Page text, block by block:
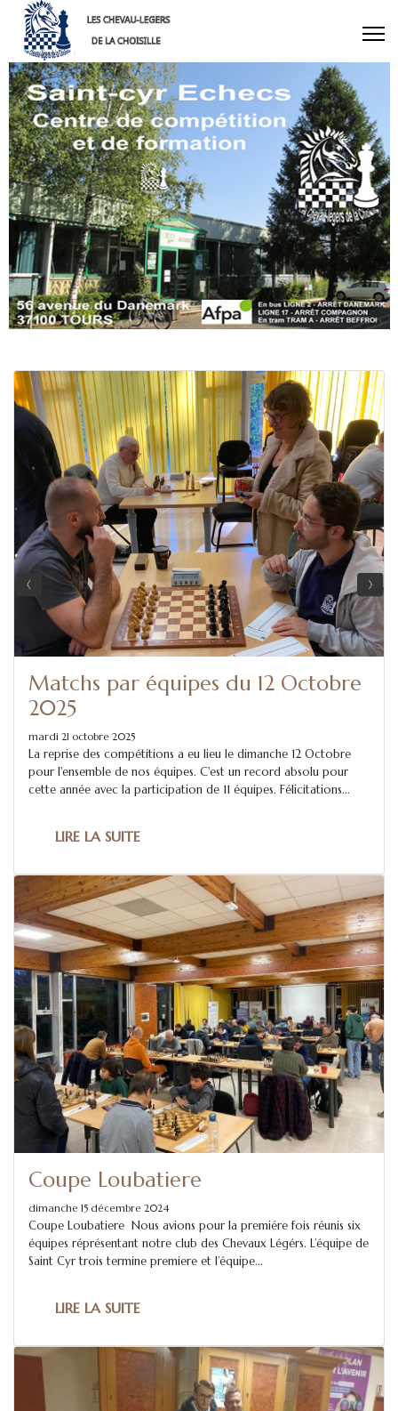
Matchs par équipes du 12 Octobre
2025
mardi 21 octobre 2025
La reprise des compétitions a eu lieu le dimanche 12 Octobre
pour l'ensemble de nos équipes. C'est un record absolu pour
cette année avec la participation de 11 équipes. Félicitations...
LIRE LA SUITE
Coupe Loubatiere
dimanche 15 décembre 2024
Coupe Loubatiere Nous avions pour la premiére fois réunis six
équipes réprésentant notre club des Chevaux Légérs. L’équipe de
Saint Cyr trois termine premiere et l’équipe...
LIRE LA SUITE